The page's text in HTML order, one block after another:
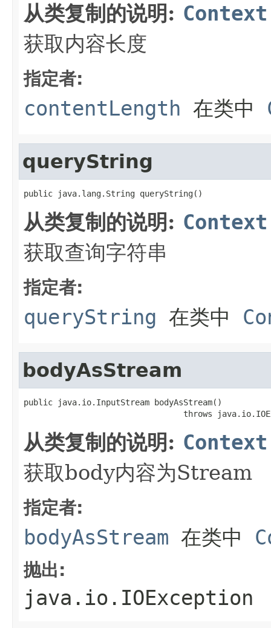
从类复制的说明: Context
获取内容长度
指定者:
contentLength 在类中
queryString
public java.lang.String queryString()
从类复制的说明: Context
获取查询字符串
指定者:
queryString 在类中
bodyAsStream
public java.io.InputStream bodyAsStream()
throws
从类复制的说明: Context
获取body内容为Stream
指定者:
bodyAsStream 在类中
抛出:
java.io.IOException